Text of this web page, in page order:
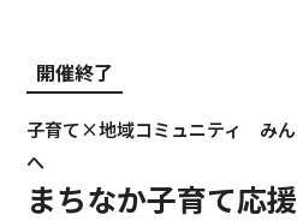
開催終了
子育て×地域コミュニティ みん
へ
まちなか子育て応